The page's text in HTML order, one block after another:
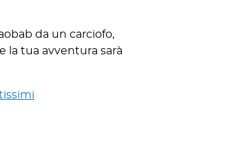
da un carciofo,
la tua avventura sarà